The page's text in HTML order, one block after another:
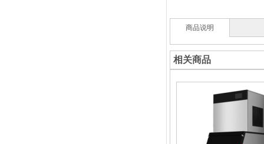
商品说明
相关商品